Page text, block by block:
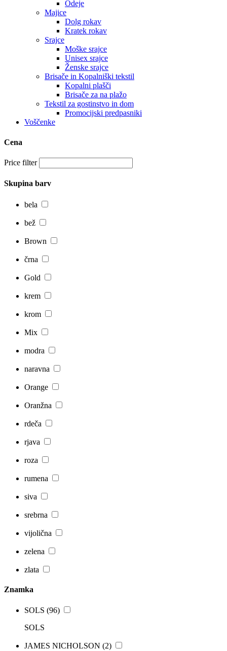
Odeje
Majice
Dolg rokav
Kratek rokav
Srajce
Moške srajce
Unisex srajce
Ženske srajce
Brisače in Kopalniški tekstil
Kopalni plašči
Brisače za na plažo
Tekstil za gostinstvo in dom
Promocijski predpasniki
Voščenke
Cena
Price filter
Skupina barv
bela
bež
Brown
črna
Gold
krem
krom
Mix
modra
naravna
Orange
Oranžna
rdeča
rjava
roza
rumena
siva
srebrna
vijolična
zelena
zlata
Znamka
SOLS (96)
SOLS
JAMES NICHOLSON (2)